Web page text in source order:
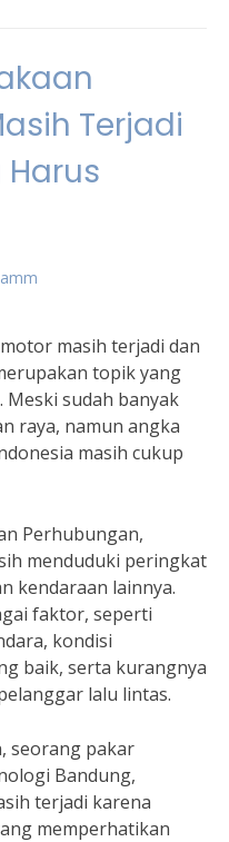
Terjadi
masih terjadi dan
topik yang
sudah banyak
raya, namun angka
masih cukup
Perhubungan,
menduduki peringkat
kendaraan lainnya.
faktor, seperti
kondisi
baik, serta kurangnya
lalu lintas.
seorang pakar
Bandung,
terjadi karena
memperhatikan